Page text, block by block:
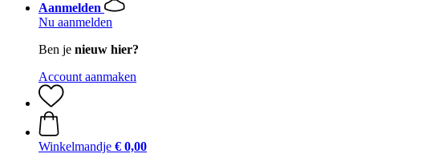
Aanmelden
Nu aanmelden
Ben je nieuw hier?
Account aanmaken
Winkelmandje € 0,00